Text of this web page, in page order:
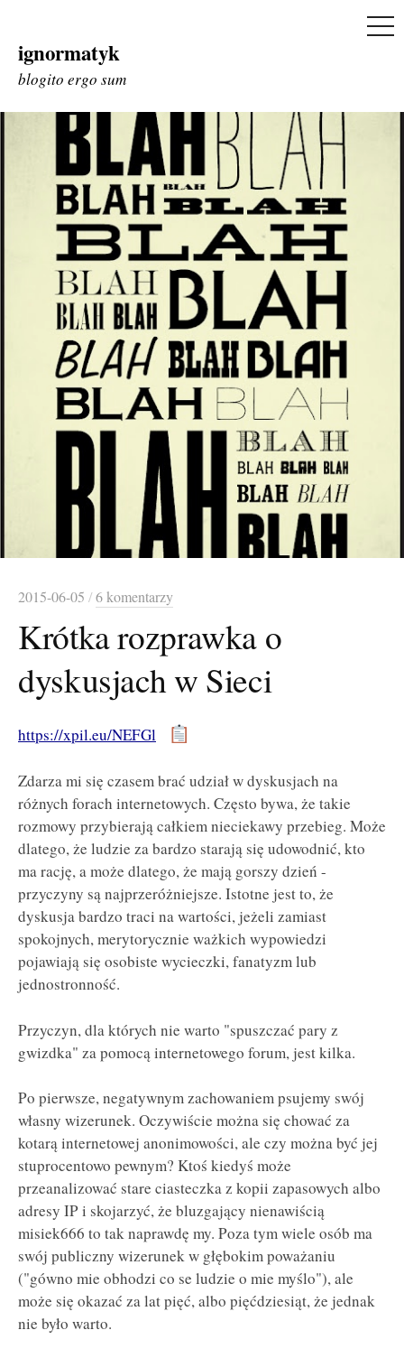
Skip
to
ignormatyk
blogito ergo sum
2015-06-05 /6 komentarzy
Krótka rozprawka o
dyskusjach w Sieci
https://xpil.eu/NEFGl
Zdarza mi się czasem brać udział w dyskusjach na
różnych forach internetowych. Często bywa, że takie
rozmowy przybierają całkiem nieciekawy przebieg. Może
dlatego, że ludzie za bardzo starają się udowodnić, kto
ma rację, a może dlatego, że mają gorszy dzień -
przyczyny są najprzeróżniejsze. Istotne jest to, że
dyskusja bardzo traci na wartości, jeżeli zamiast
spokojnych, merytorycznie ważkich wypowiedzi
pojawiają się osobiste wycieczki, fanatyzm lub
jednostronność.
Przyczyn, dla których nie warto "spuszczać pary z
gwizdka" za pomocą internetowego forum, jest kilka.
Po pierwsze, negatywnym zachowaniem psujemy swój
własny wizerunek. Oczywiście można się chować za
kotarą internetowej anonimowości, ale czy można być jej
stuprocentowo pewnym? Ktoś kiedyś może
przeanalizować stare ciasteczka z kopii zapasowych albo
adresy IP i skojarzyć, że bluzgający nienawiścią
misiek666 to tak naprawdę my. Poza tym wiele osób ma
swój publiczny wizerunek w głębokim poważaniu
("gówno mie obhodzi co se ludzie o mie myślo"), ale
może się okazać za lat pięć, albo pięćdziesiąt, że jednak
nie było warto.